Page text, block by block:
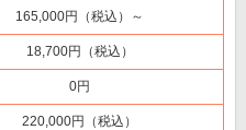
165,000円（税込）～
18,700円（税込）
0円
220,000円（税込）